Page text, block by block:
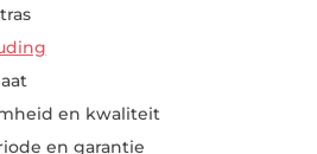
en kwaliteit
en garantie